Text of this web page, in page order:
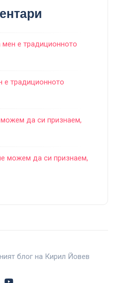
мен е традиционното
е традиционното
да си признаем,
можем да си признаем,
блог на Кирил Йовев